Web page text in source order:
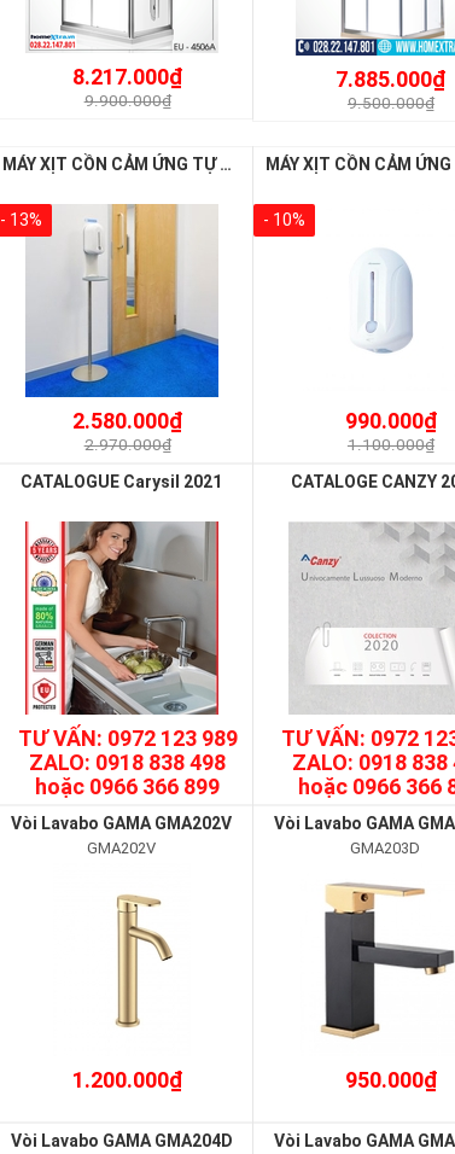
8.217.000₫
9.900.000₫
7.885.000₫
9.500.000₫
MÁY XỊT CỒN CẢM ỨNG TỰ ĐỘNG ( CHÂN ĐỨNG INOX) - ATMOR – AT110A
- 13%
2.580.000₫
2.970.000₫
- 10%
990.000₫
1.100.000₫
CATALOGUE Carysil 2021
TƯ VẤN: 0972 123 989
ZALO: 0918 838 498
hoặc 0966 366 899
CATALOGE CANZY
TƯ VẤN: 0972
ZALO: 0918 838
hoặc 0966 366
Vòi Lavabo GAMA GMA202V
GMA202V
1.200.000₫
Vòi Lavabo GAMA
GMA203D
950.000₫
Vòi Lavabo GAMA GMA204D Vòi Lavabo GAMA